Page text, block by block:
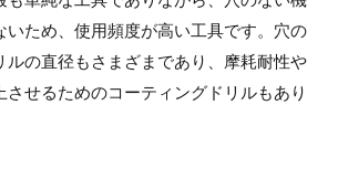
いため、使用頻度が高い工具です。穴の
ルの直径もさまざまであり、摩耗耐性や
させるためのコーティングドリルもあり